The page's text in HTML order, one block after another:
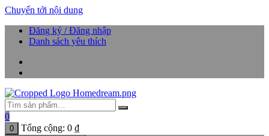
Chuyển tới nội dung
Đăng ký / Đăng nhập
Danh sách yêu thích
0
0 Tổng cộng: 0 ₫